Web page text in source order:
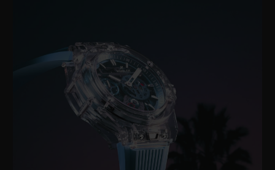
BIG BANG
RELOADED BLUE
CERAMIC 44 MM